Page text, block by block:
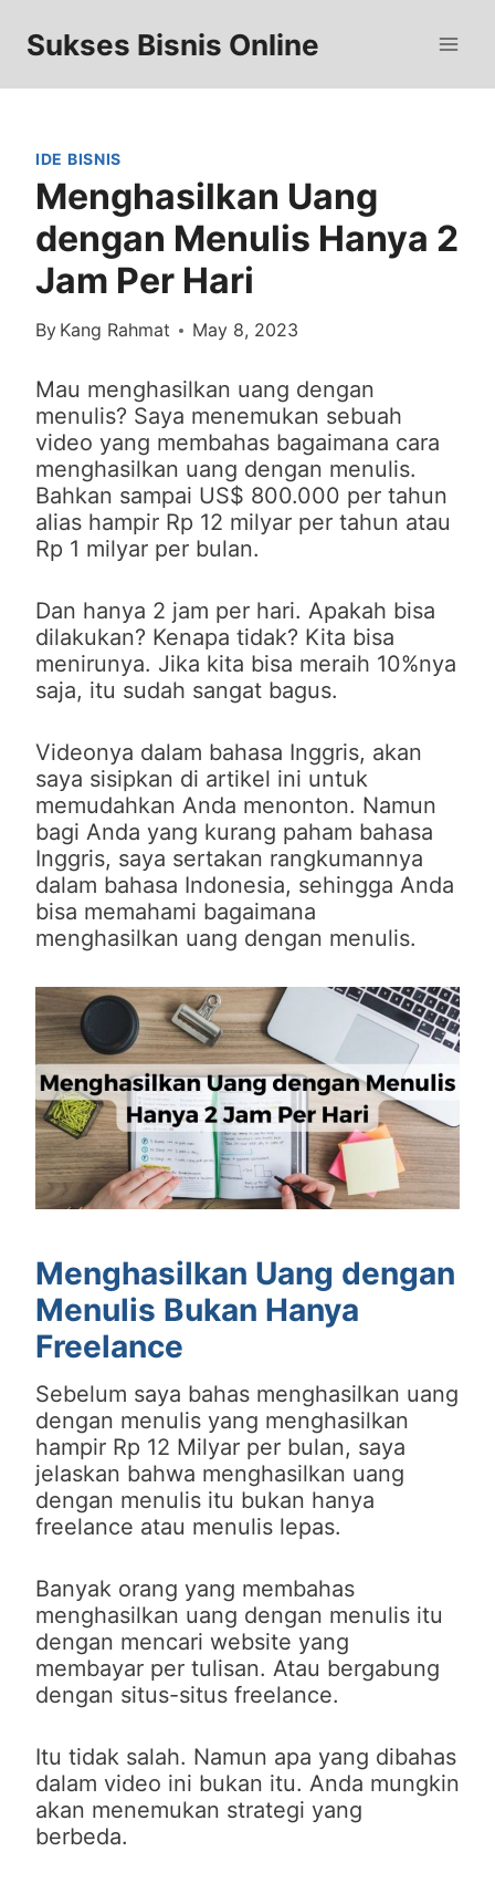
content
Sukses Bisnis Online
IDE BISNIS
Menghasilkan Uang
dengan Menulis Hanya 2
Jam Per Hari
By Kang Rahmat May 8, 2023
Mau menghasilkan uang dengan
menulis? Saya menemukan sebuah
video yang membahas bagaimana cara
menghasilkan uang dengan menulis.
Bahkan sampai US$ 800.000 per tahun
alias hampir Rp 12 milyar per tahun atau
Rp 1 milyar per bulan.
Dan hanya 2 jam per hari. Apakah bisa
dilakukan? Kenapa tidak? Kita bisa
menirunya. Jika kita bisa meraih 10%nya
saja, itu sudah sangat bagus.
Videonya dalam bahasa Inggris, akan
saya sisipkan di artikel ini untuk
memudahkan Anda menonton. Namun
bagi Anda yang kurang paham bahasa
Inggris, saya sertakan rangkumannya
dalam bahasa Indonesia, sehingga Anda
bisa memahami bagaimana
menghasilkan uang dengan menulis.
Menghasilkan Uang dengan
Menulis Bukan Hanya
Freelance
Sebelum saya bahas menghasilkan uang
dengan menulis yang menghasilkan
hampir Rp 12 Milyar per bulan, saya
jelaskan bahwa menghasilkan uang
dengan menulis itu bukan hanya
freelance atau menulis lepas.
Banyak orang yang membahas
menghasilkan uang dengan menulis itu
dengan mencari website yang
membayar per tulisan. Atau bergabung
dengan situs-situs freelance.
Itu tidak salah. Namun apa yang dibahas
dalam video ini bukan itu. Anda mungkin
akan menemukan strategi yang
berbeda.